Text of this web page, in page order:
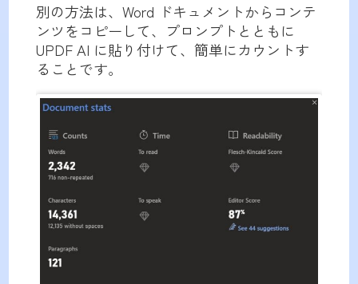
別の方法は、Word ドキュメントからコンテ
ンツをコピーして、プロンプトとともに
UPDF AI に貼り付けて、簡単にカウントす
ることです。